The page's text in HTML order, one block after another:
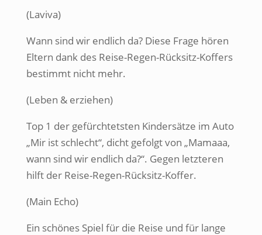
(Laviva)
Wann sind wir endlich da? Diese Frage hören
Eltern dank des Reise-Regen-Rücksitz-Koffers
bestimmt nicht mehr.
(Leben & erziehen)
Top 1 der gefürchtetsten Kindersätze im Auto
„Mir ist schlecht“, dicht gefolgt von „Mamaaa,
wann sind wir endlich da?“. Gegen letzteren
hilft der Reise-Regen-Rücksitz-Koffer.
(Main Echo)
Ein schönes Spiel für die Reise und für lange